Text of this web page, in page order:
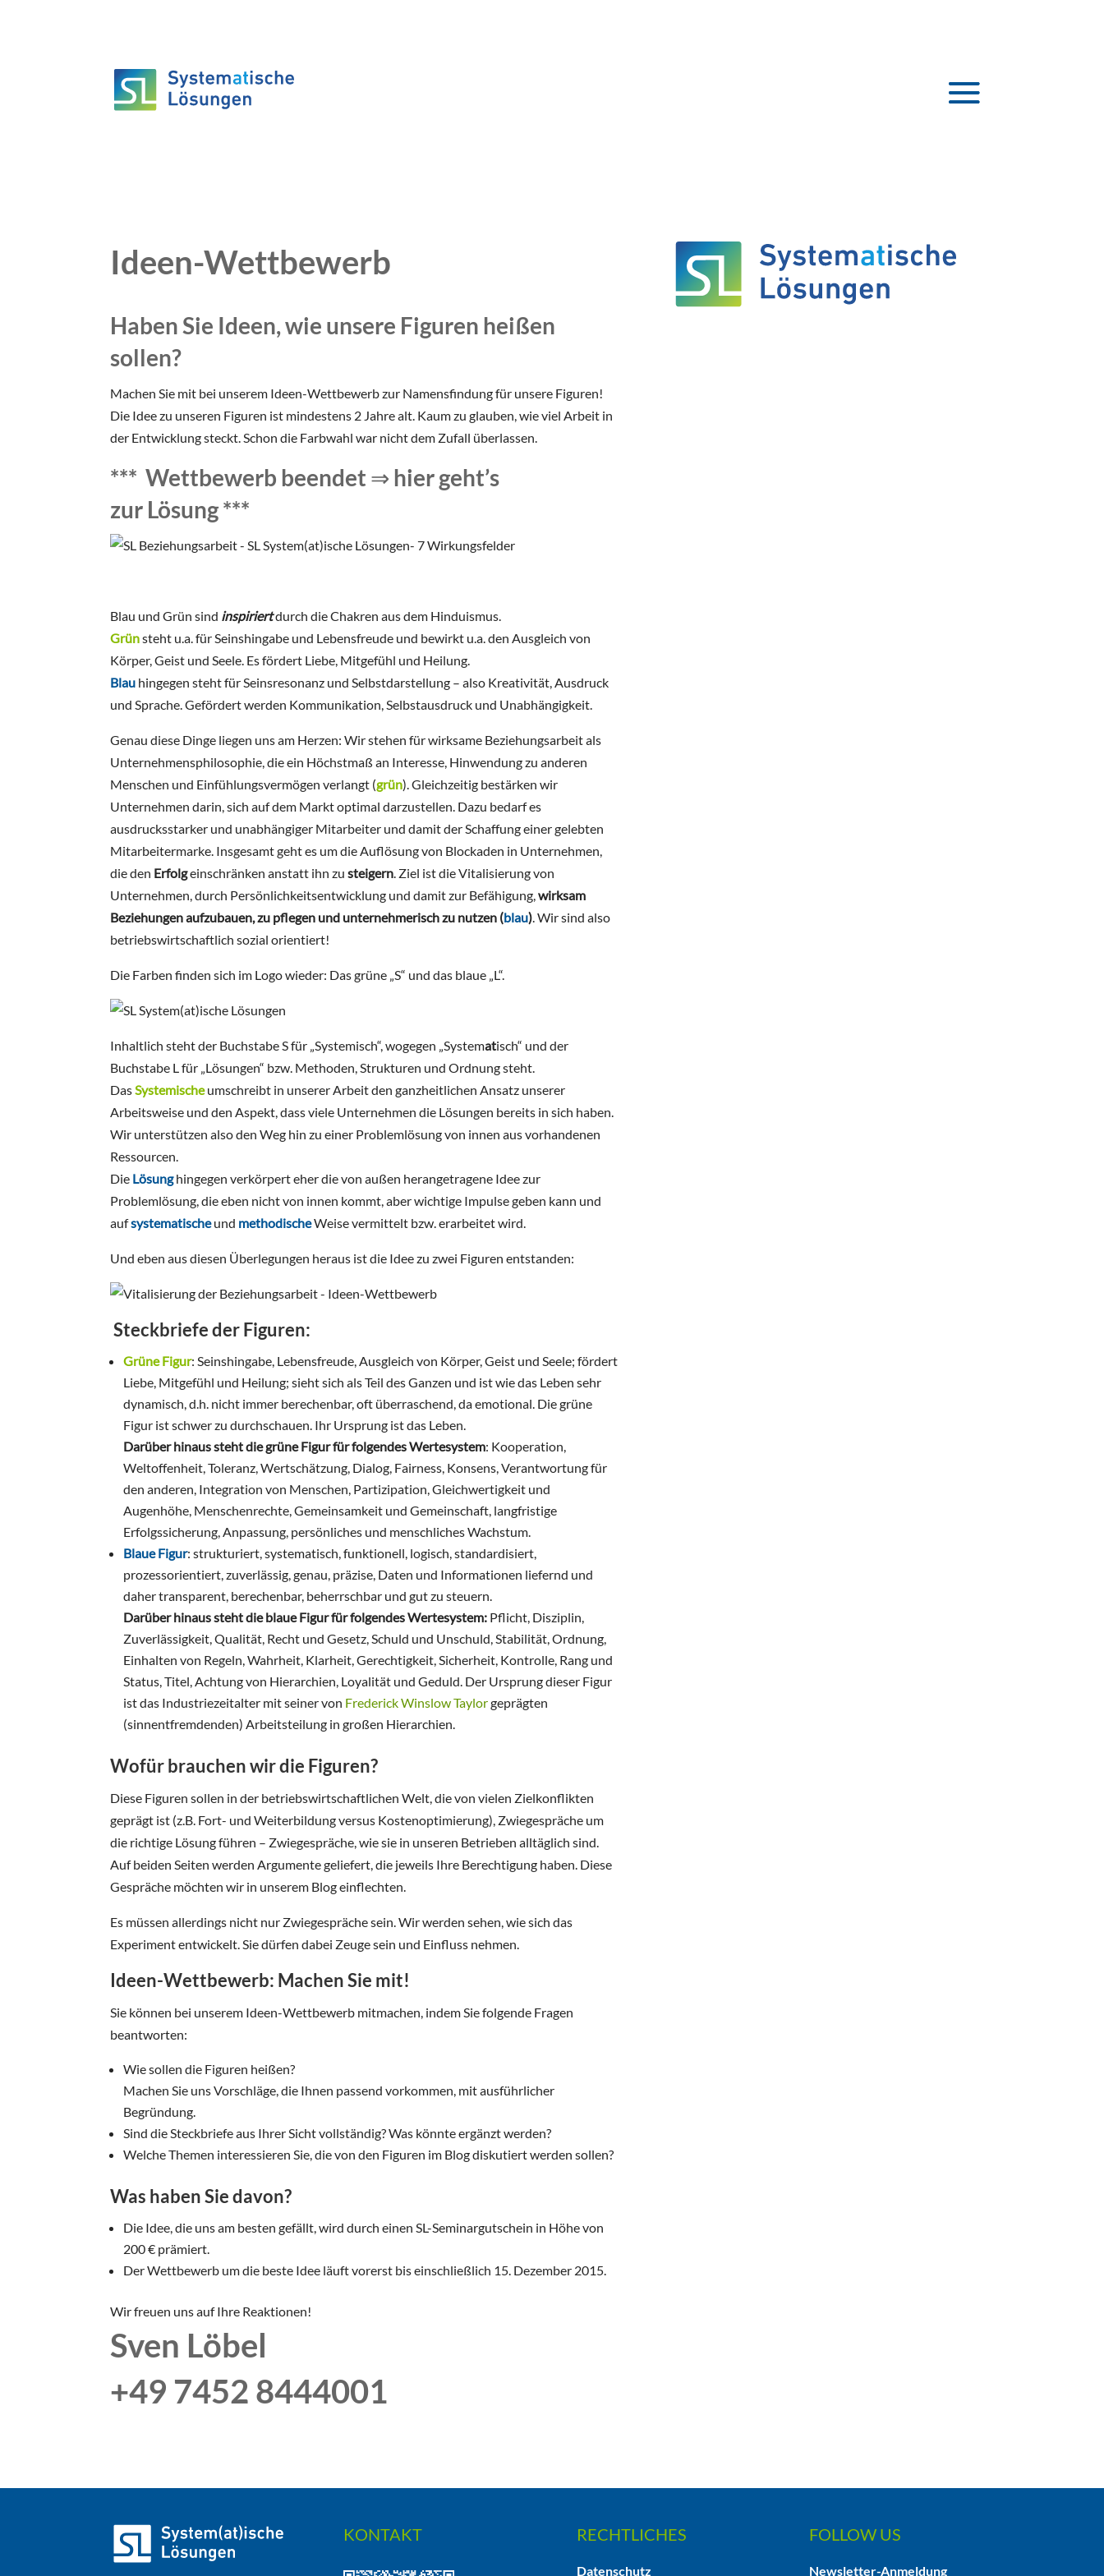
Ideen-Wettbewerb
Haben Sie Ideen, wie unsere Figuren heißen
sollen?
Machen Sie mit bei unserem Ideen-Wettbewerb zur Namensfindung für unsere Figuren!
Die Idee zu unseren Figuren ist mindestens 2 Jahre alt. Kaum zu glauben, wie viel Arbeit in
der Entwicklung steckt. Schon die Farbwahl war nicht dem Zufall überlassen.
*** Wettbewerb beendet ⇒ hier geht’s
zur Lösung***
Blau und Grün sind inspiriertdurch die Chakren aus dem Hinduismus.
Grünsteht u.a. für Seinshingabe und Lebensfreude und bewirkt u.a. den Ausgleich von
Körper, Geist und Seele. Es fördert Liebe, Mitgefühl und Heilung.
Blau hingegen steht für Seinsresonanz und Selbstdarstellung – also Kreativität, Ausdruck
und Sprache. Gefördert werden Kommunikation, Selbstausdruck und Unabhängigkeit.
Genau diese Dinge liegen uns am Herzen: Wir stehen für wirksame Beziehungsarbeit als
Unternehmensphilosophie, die ein Höchstmaß an Interesse, Hinwendung zu anderen
Menschen und Einfühlungsvermögen verlangt (grün). Gleichzeitig bestärken wir
Unternehmen darin, sich auf dem Markt optimal darzustellen. Dazu bedarf es
ausdrucksstarker und unabhängiger Mitarbeiter und damit der Schaffung einer gelebten
Mitarbeitermarke. Insgesamt geht es um die Auflösung von Blockaden in Unternehmen,
die den Erfolgeinschränken anstatt ihn zusteigern . Ziel ist die Vitalisierung von
Unternehmen, durch Persönlichkeitsentwicklung und damit zur Befähigung,wirksam
Beziehungen aufzubauen, zu pflegen und unternehmerisch zu nutzen (blau) . Wir sind also
betriebswirtschaftlich sozial orientiert!
Die Farben finden sich im Logo wieder: Das grüne „S“ und das blaue „L“.
Inhaltlich steht der Buchstabe S für „Systemisch“, wogegen „Systematisch“ und der
Buchstabe L für „Lösungen“ bzw. Methoden, Strukturen und Ordnung steht.
DasSystemischeumschreibt in unserer Arbeit den ganzheitlichen Ansatz unserer
Arbeitsweise und den Aspekt, dass viele Unternehmen die Lösungen bereits in sich haben.
Wir unterstützen also den Weg hin zu einer Problemlösung von innen aus vorhandenen
Ressourcen.
Die Lösunghingegen verkörpert eher die von außen herangetragene Idee zur
Problemlösung, die eben nicht von innen kommt, aber wichtige Impulse geben kann und
aufsystematischeund methodischeWeise vermittelt bzw. erarbeitet wird.
Und eben aus diesen Überlegungen heraus ist die Idee zu zwei Figuren entstanden:
Steckbriefe der Figuren:
Grüne Figur: Seinshingabe, Lebensfreude, Ausgleich von Körper, Geist und Seele; fördert
Liebe, Mitgefühl und Heilung; sieht sich als Teil des Ganzen und ist wie das Leben sehr
dynamisch, d.h. nicht immer berechenbar, oft überraschend, da emotional. Die grüne
Figur ist schwer zu durchschauen. Ihr Ursprung ist das Leben.
Darüber hinaus steht die grüne Figur für folgendes Wertesystem: Kooperation,
Weltoffenheit, Toleranz, Wertschätzung, Dialog, Fairness, Konsens, Verantwortung für
den anderen, Integration von Menschen, Partizipation, Gleichwertigkeit und
Augenhöhe, Menschenrechte, Gemeinsamkeit und Gemeinschaft, langfristige
Erfolgssicherung, Anpassung, persönliches und menschliches Wachstum.
Blaue Figur: strukturiert, systematisch, funktionell, logisch, standardisiert,
prozessorientiert, zuverlässig, genau, präzise, Daten und Informationen liefernd und
daher transparent, berechenbar, beherrschbar und gut zu steuern.
Darüber hinaus steht die blaue Figur für folgendes Wertesystem: Pflicht, Disziplin,
Zuverlässigkeit, Qualität, Recht und Gesetz, Schuld und Unschuld, Stabilität, Ordnung,
Einhalten von Regeln, Wahrheit, Klarheit, Gerechtigkeit, Sicherheit, Kontrolle, Rang und
Status, Titel, Achtung von Hierarchien, Loyalität und Geduld. Der Ursprung dieser Figur
ist das Industriezeitalter mit seiner von Frederick Winslow Taylorgeprägten
(sinnentfremdenden) Arbeitsteilung in großen Hierarchien.
Wofür brauchen wir die Figuren?
Diese Figuren sollen in der betriebswirtschaftlichen Welt, die von vielen Zielkonflikten
geprägt ist (z.B. Fort- und Weiterbildung versus Kostenoptimierung), Zwiegespräche um
die richtige Lösung führen – Zwiegespräche, wie sie in unseren Betrieben alltäglich sind.
Auf beiden Seiten werden Argumente geliefert, die jeweils Ihre Berechtigung haben. Diese
Gespräche möchten wir in unserem Blog einflechten.
Es müssen allerdings nicht nur Zwiegespräche sein. Wir werden sehen, wie sich das
Experiment entwickelt. Sie dürfen dabei Zeuge sein und Einfluss nehmen.
Ideen-Wettbewerb: Machen Sie mit!
Sie können bei unserem Ideen-Wettbewerb mitmachen, indem Sie folgende Fragen
beantworten:
Wie sollen die Figuren heißen?
Machen Sie uns Vorschläge, die Ihnen passend vorkommen, mit ausführlicher
Begründung.
Sind die Steckbriefe aus Ihrer Sicht vollständig? Was könnte ergänzt werden?
Welche Themen interessieren Sie, die von den Figuren im Blog diskutiert werden sollen?
Was haben Sie davon?
Die Idee, die uns am besten gefällt, wird durch einen SL-Seminargutschein in Höhe von
200 € prämiert.
Der Wettbewerb um die beste Idee läuft vorerst bis einschließlich 15. Dezember 2015.
Wir freuen uns auf Ihre Reaktionen!
Sven Löbel
+49 7452 8444001
KONTAKT RECHTLICHES
Datenschutz
FOLLOW US
Newsletter-Anmeldung